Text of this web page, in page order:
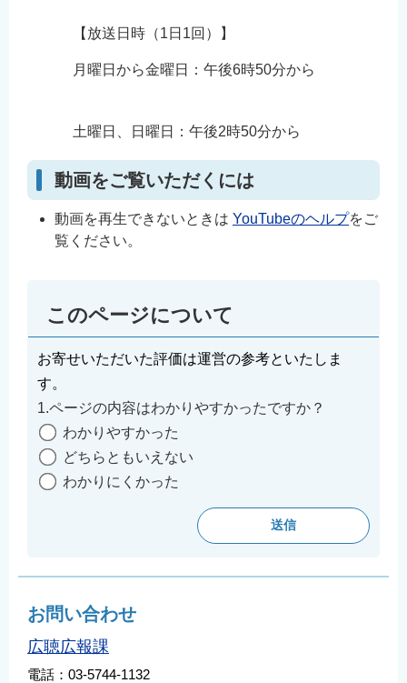
【放送日時（1日1回）】
月曜日から金曜日：午後6時50分から
土曜日、日曜日：午後2時50分から
動画をご覧いただくには
動画を再生できないときは YouTubeのヘルプをご
覧ください。
このページについて
お寄せいただいた評価は運営の参考といたしま
す。
1.ページの内容はわかりやすかったですか？
わかりやすかった
どちらともいえない
わかりにくかった
お問い合わせ
広聴広報課
電話：03-5744-1132